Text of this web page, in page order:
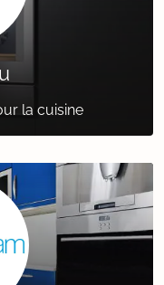
la cuisine